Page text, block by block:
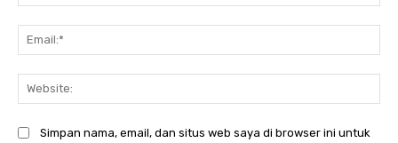
Simpan nama, email, dan situs web saya di browser ini untuk